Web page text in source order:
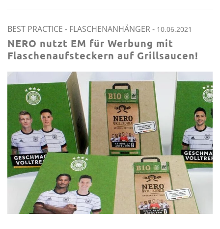
BEST PRACTICE - FLASCHENANHÄNGER- 10.06.2021
NERO nutzt EM für Werbung mit
Flaschenaufsteckern auf Grillsaucen!